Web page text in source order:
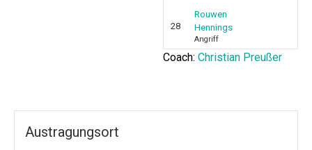
28
Rouwen
Hennings
Angriff
Coach: Christian Preußer
Austragungsort